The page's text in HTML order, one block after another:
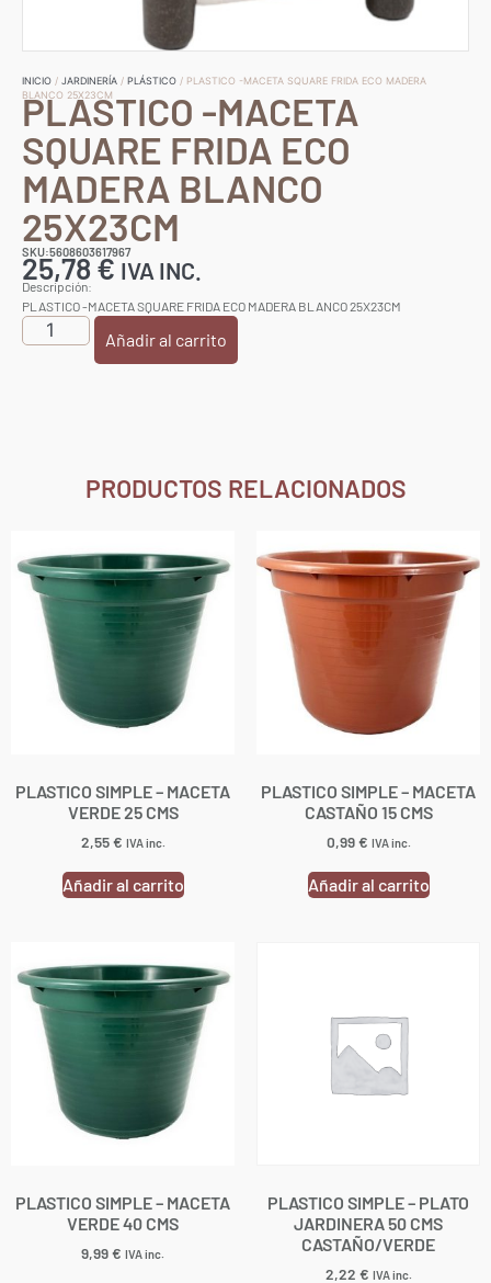
INICIO / JARDINERÍA / PLÁSTICO / PLASTICO -MACETA SQUARE FRIDA ECO MADERA
BLANCO 25X23CM
PLASTICO -MACETA
SQUARE FRIDA ECO
MADERA BLANCO
25X23CM
SKU:5608603617967
25,78€ IVA INC.
Descripción:
PLASTICO -MACETA SQUARE FRIDA ECO MADERA BLANCO 25X23CM
Añadir al carrito
PRODUCTOS RELACIONADOS
PLASTICO SIMPLE – MACETA
VERDE 25 CMS
2,55€ IVA inc.
Añadir al carrito
PLASTICO SIMPLE – MACETA
CASTAÑO 15 CMS
0,99€ IVA inc.
Añadir al carrito
PLASTICO SIMPLE – MACETA
VERDE 40 CMS
9,99€ IVA inc.
PLASTICO SIMPLE – PLATO
JARDINERA 50 CMS
CASTAÑO/VERDE
2,22 € IVA inc.